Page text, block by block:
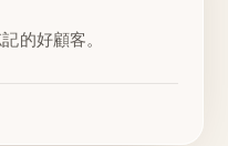
的好顧客。